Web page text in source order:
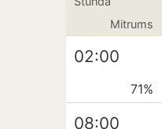
Mitrums
02:00
71%
08:00